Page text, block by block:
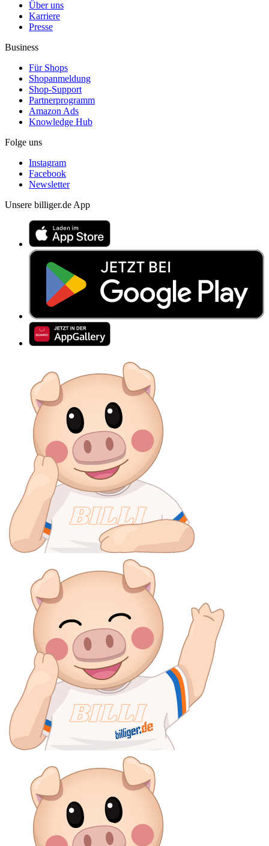
Über uns
Karriere
Presse
Business
Für Shops
Shopanmeldung
Shop-Support
Partnerprogramm
Amazon Ads
Knowledge Hub
Folge uns
Instagram
Facebook
Newsletter
Unsere billiger.de App